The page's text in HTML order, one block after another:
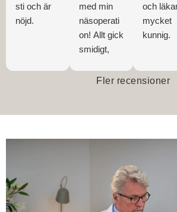
sti och är
nöjd.
med min
näsoperati
on! Allt gick
smidigt,
hoppats
och
mycket
kunnig.
Fler recensioner